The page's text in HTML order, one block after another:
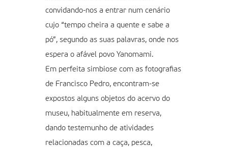
convidando-nos a entrar num cenário
cujo “tempo cheira a quente e sabe a
pó”, segundo as suas palavras, onde nos
espera o afável povo Yanomami.
Em perfeita simbiose com as fotografias
de Francisco Pedro, encontram-se
expostos alguns objetos do acervo do
museu, habitualmente em reserva,
dando testemunho de atividades
relacionadas com a caça, pesca,